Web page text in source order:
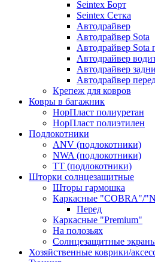
Seintex Борт
Seintex Сетка
Автодрайвер
Автодрайвер Sota
Автодрайвер Sota
Автодрайвер
Автодрайвер
Автодрайвер
Крепеж для ковров
Ковры в багажник
НорПласт полиуретан
НорПласт полиэтилен
Подлокотники
ANV (подлокотники)
NWA (подлокотники)
TT (подлокотники)
Шторки солнцезащитные
Шторы гармошка
Каркасные "COBRA"/
Перед
Каркасные "Premium"
На полозьях
Солнцезащитные
Хозяйственные коврики/